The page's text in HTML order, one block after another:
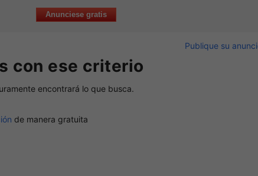
Anunciese gratis
Publique su
con ese criterio
encontrará lo que busca.
de manera gratuita